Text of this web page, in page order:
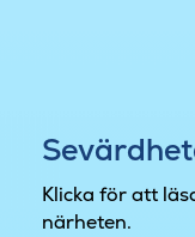
Klicka för att
närheten.